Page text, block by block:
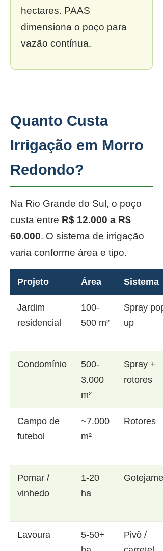
hectares. PAAS
dimensiona o poço para
vazão contínua.
Quanto Custa
Irrigação em Morro
Redondo?
Na Rio Grande do Sul, o poço
custa entre R$ 12.000 a R$
60.000. O sistema de irrigação
varia conforme área e tipo.
Projeto Área Sistema
Jardim
residencial
100-
500 m²
Spray pop-
up
Condomínio
500-
3.000
m²
Spray +
rotores
Campo de
futebol
~7.000
m²
Rotores
Pomar /
vinhedo
1-20
ha
Lavoura
5-50+
Pivô /